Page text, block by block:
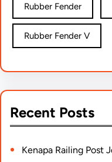
Rubber Fender
Rubber Fender V
Recent Posts
Kenapa Railing Post